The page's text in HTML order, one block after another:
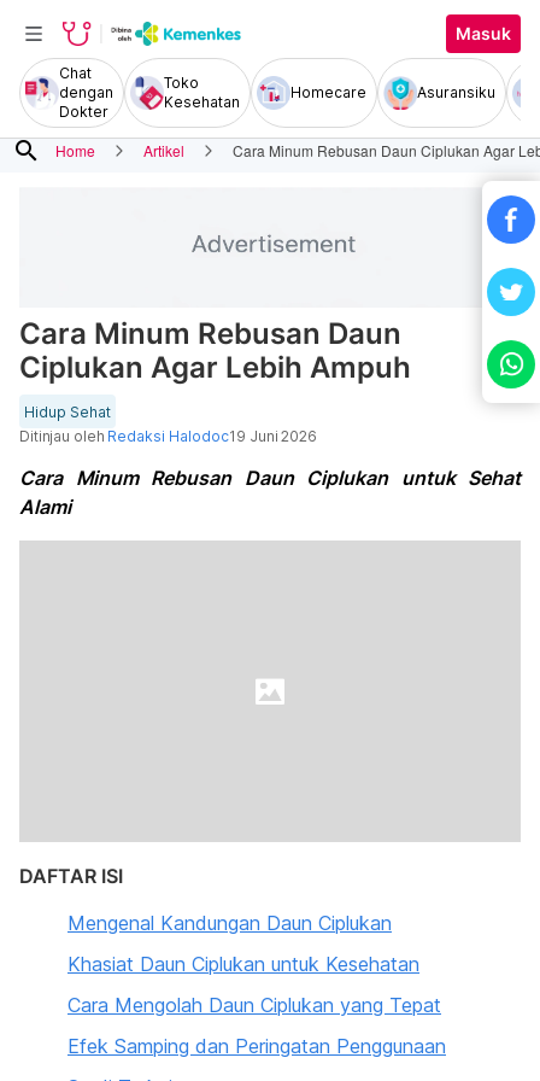
Masuk
Chat
dengan
Dokter
Toko
Kesehatan
Homecare Asuransiku
search Home Artikel Cara Minum Rebusan Daun Ciplukan Agar
Cara Minum Rebusan Daun
Ciplukan Agar Lebih Ampuh
Hidup Sehat
Ditinjau oleh Redaksi Halodoc19 Juni 2026
Cara Minum Rebusan Daun Ciplukan untuk Sehat
Alami
DAFTAR ISI
Mengenal Kandungan Daun Ciplukan
Khasiat Daun Ciplukan untuk Kesehatan
Cara Mengolah Daun Ciplukan yang Tepat
Efek Samping dan Peringatan Penggunaan